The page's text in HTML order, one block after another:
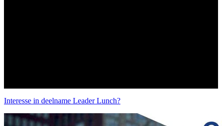
Interesse in deelname Leader Lunch?